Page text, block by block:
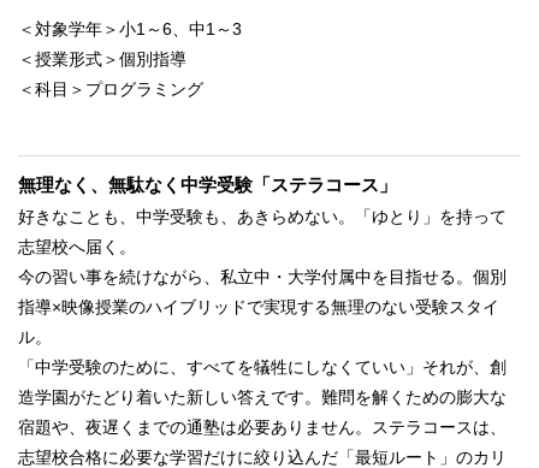
＜対象学年＞小1～6、中1～3
＜授業形式＞個別指導
＜科目＞プログラミング
無理なく、無駄なく中学受験「ステラコース」
好きなことも、中学受験も、あきらめない。「ゆとり」を持って
志望校へ届く。
今の習い事を続けながら、私立中・大学付属中を目指せる。個別
指導×映像授業のハイブリッドで実現する無理のない受験スタイ
ル。
「中学受験のために、すべてを犠牲にしなくていい」それが、創
造学園がたどり着いた新しい答えです。難問を解くための膨大な
宿題や、夜遅くまでの通塾は必要ありません。ステラコースは、
志望校合格に必要な学習だけに絞り込んだ「最短ルート」のカリ